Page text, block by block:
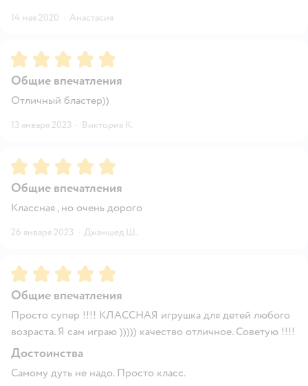
14 мая 2020 · Анастасия
Рейтинг:5
Общие впечатления
Отличный бластер))
13 января 2023 · Виктория К.
Рейтинг:5
Общие впечатления
Классная , но очень дорого
26 января 2023 · Джамшед Ш.
Рейтинг:5
Общие впечатления
Просто супер !!!! КЛАССНАЯ игрушка для детей любого
возраста. Я сам играю ))))) качество отличное. Советую !!!!
Достоинства
Самому дуть не надо. Просто класс.